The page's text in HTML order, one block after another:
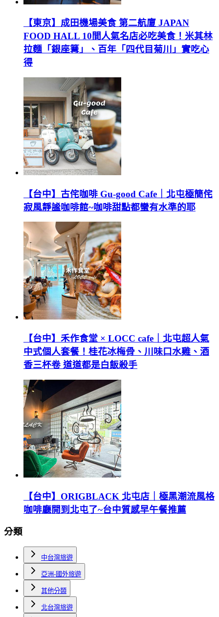
【東京】成田機場美食 第二航廈 JAPAN
FOOD HALL 10間人氣名店必吃美食！米其林
拉麵「銀座篝」、百年「四代目菊川」實吃心
得
【台中】古侘咖啡 Gu-good Cafe｜北屯極簡侘
寂風靜謐咖啡館~咖啡甜點都蠻有水準的耶
【台中】禾作食堂 × LOCC cafe｜北屯超人氣
中式個人套餐！桂花冰梅骨、川味口水雞、酒
香三杯卷 道道都是白飯殺手
【台中】ORIGBLACK 北屯店｜極黑潮流風格
咖啡廳開到北屯了~台中質感早午餐推薦
分類
中台灣旅遊
亞洲-國外旅遊
其他分類
北台灣旅遊